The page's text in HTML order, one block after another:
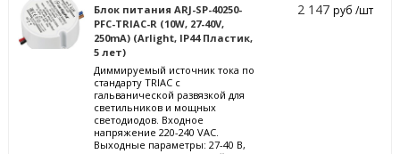
Блок питания ARJ-SP-40250-
PFC-TRIAC-R (10W, 27-40V,
250mA) (Arlight, IP44 Пластик,
5 лет)
Диммируемый источник тока по
стандарту TRIAC с
гальванической развязкой для
светильников и мощных
светодиодов. Входное
напряжение 220-240 VAC.
Выходные параметры: 27-40 В,
2 147руб /шт